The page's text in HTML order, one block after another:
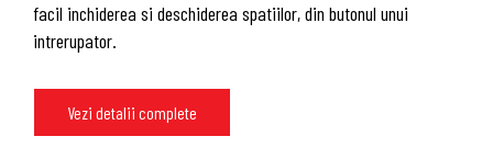
facil inchiderea si deschiderea spatiilor, din butonul unui
intrerupator.
Vezi detalii complete